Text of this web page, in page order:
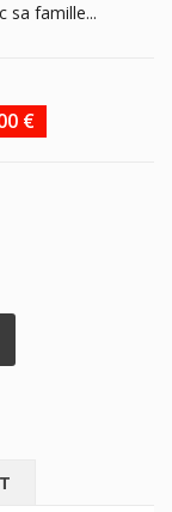
sa famille...
€